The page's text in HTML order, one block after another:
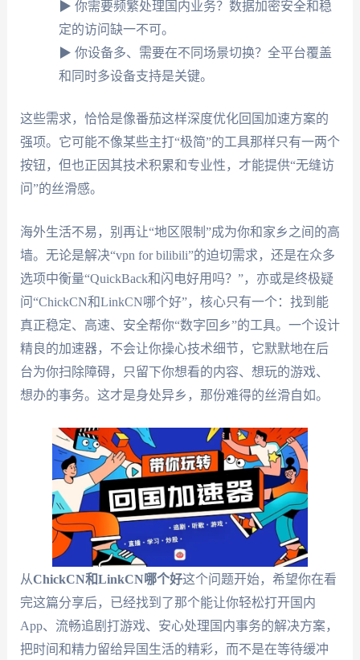
▶ 你需要频繁处理国内业务？数据加密安全和稳
定的访问缺一不可。
▶ 你设备多、需要在不同场景切换？全平台覆盖
和同时多设备支持是关键。
这些需求，恰恰是像番茄这样深度优化回国加速方案的
强项。它可能不像某些主打“极简”的工具那样只有一两个
按钮，但也正因其技术积累和专业性，才能提供“无缝访
问”的丝滑感。
海外生活不易，别再让“地区限制”成为你和家乡之间的高
墙。无论是解决“vpn for bilibili”的迫切需求，还是在众多
选项中衡量“QuickBack和闪电好用吗？”，亦或是终极疑
问“ChickCN和LinkCN哪个好”，核心只有一个：找到能
真正稳定、高速、安全帮你“数字回乡”的工具。一个设计
精良的加速器，不会让你操心技术细节，它默默地在后
台为你扫除障碍，只留下你想看的内容、想玩的游戏、
想办的事务。这才是身处异乡，那份难得的丝滑自如。
从ChickCN和LinkCN哪个好这个问题开始，希望你在看
完这篇分享后，已经找到了那个能让你轻松打开国内
App、流畅追剧打游戏、安心处理国内事务的解决方案，
把时间和精力留给异国生活的精彩，而不是在等待缓冲